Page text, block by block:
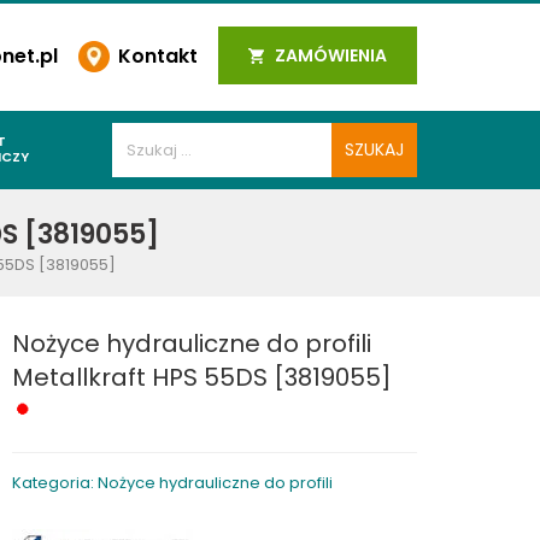
ZAMÓWIENIA
Kontakt
SPAWALNICZE
[3819055]
[3819055]
Nożyce hydrauliczne do profili
Metallkraft HPS 55DS [3819055]
Kategoria: Nożyce hydrauliczne do profili